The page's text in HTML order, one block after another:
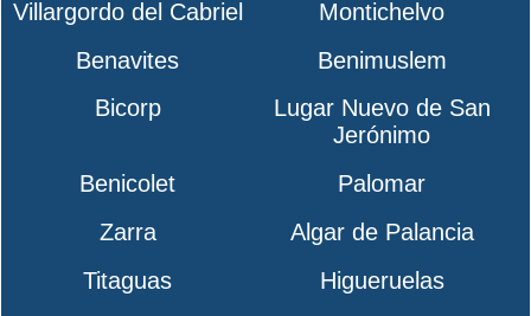
Villargordo del Cabriel
Montichelvo
Benavites
Benimuslem
Bicorp
Lugar Nuevo de San
Jerónimo
Benicolet
Palomar
Zarra
Algar de Palancia
Titaguas
Higueruelas